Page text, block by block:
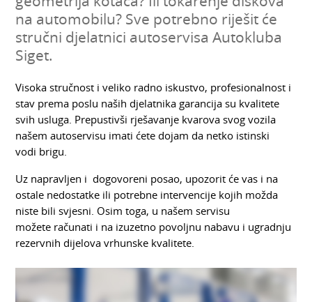
na automobilu? Sve potrebno riješit će
stručni djelatnici autoservisa Autokluba
Siget.
Visoka stručnost i veliko radno iskustvo, profesionalnost i
stav prema poslu naših djelatnika garancija su kvalitete
svih usluga. Prepustivši rješavanje kvarova svog vozila
našem autoservisu imati ćete dojam da netko istinski
vodi brigu.
Uz napravljen i dogovoreni posao, upozorit će vas i na
ostale nedostatke ili potrebne intervencije kojih možda
niste bili svjesni. Osim toga, u našem servisu
možete računati i na izuzetno povoljnu nabavu i ugradnju
rezervnih dijelova vrhunske kvalitete.